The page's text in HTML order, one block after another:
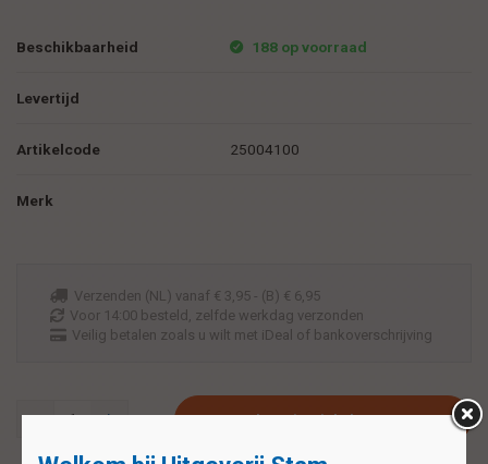
Beschikbaarheid 188 op voorraad
Levertijd
Artikelcode 25004100
Merk
Verzenden (NL) vanaf € 3,95 - (B) € 6,95
Voor 14:00 besteld, zelfde werkdag verzonden
Veilig betalen zoals u wilt met iDeal of bankoverschrijving
Plaats in winkelwagen